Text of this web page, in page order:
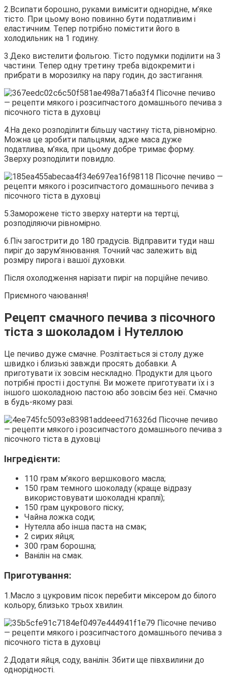
2.Всипати борошно, руками вимісити однорідне, м’яке
тісто. При цьому воно повинно бути податливим і
еластичним. Тепер потрібно помістити його в
холодильник на 1 годину.
3.Деко вистелити фольгою. Тісто подумки поділити на 3
частини. Тепер одну третину треба відокремити і
прибрати в морозилку на пару годин, до застигання.
4.На деко розподілити більшу частину тіста, рівномірно.
Можна це зробити пальцями, адже маса дуже
податлива, м’яка, при цьому добре тримає форму.
Зверху розподілити повидло.
5.Заморожене тісто зверху натерти на тертці,
розподіляючи рівномірно.
6.Піч загострити до 180 градусів. Відправити туди наш
пиріг до зарум’янювання. Точний час залежить від
розміру пирога і вашої духовки.
Після охолодження нарізати пиріг на порційне печиво.
Приємного чаювання!
Рецепт смачного печива з пісочного
тіста з шоколадом і Нутеллою
Це печиво дуже смачне. Розлітається зі столу дуже
швидко і близькі завжди просять добавки. А
приготувати їх зовсім нескладно. Продукти для цього
потрібні прості і доступні. Ви можете приготувати їх і з
іншого шоколадною пастою або зовсім без неї. Смачно
в будь-якому разі.
Інгредієнти:
110 грам м’якого вершкового масла;
150 грам темного шоколаду (краще відразу
використовувати шоколадні краплі);
150 грам цукрового піску;
Чайна ложка соди;
Нутелла або інша паста на смак;
2 сирих яйця;
300 грам борошна;
Ванілін на смак.
Приготування:
1.Масло з цукровим пісок перебити міксером до білого
кольору, близько трьох хвилин.
2.Додати яйця, соду, ванілін. Збити ще півхвилини до
однорідності.